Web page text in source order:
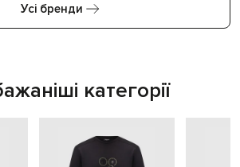
Усі бренди
категорії